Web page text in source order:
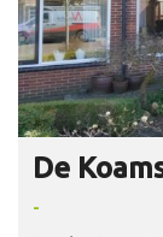
De
-